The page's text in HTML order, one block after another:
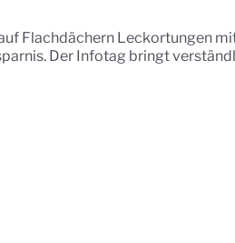
Flachdächern Leckortungen
Der Infotag bringt